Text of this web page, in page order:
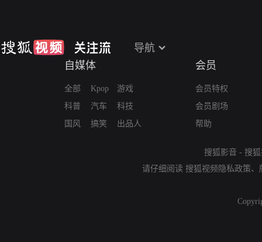
导航
自媒体
全部
科普
国风
Kpop
汽车
搞笑
游戏
科技
出品人
会员
会员特权
会员剧场
帮助
搜狐影音 - 搜
请仔细阅读 搜狐视频隐私政策、